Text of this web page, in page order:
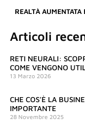
REALTÀ
Articoli
RETI NEURALI:
COME VENGONO
13 Marzo 2026
CHE COS’È LA
IMPORTANTE
28 Novembre 2025